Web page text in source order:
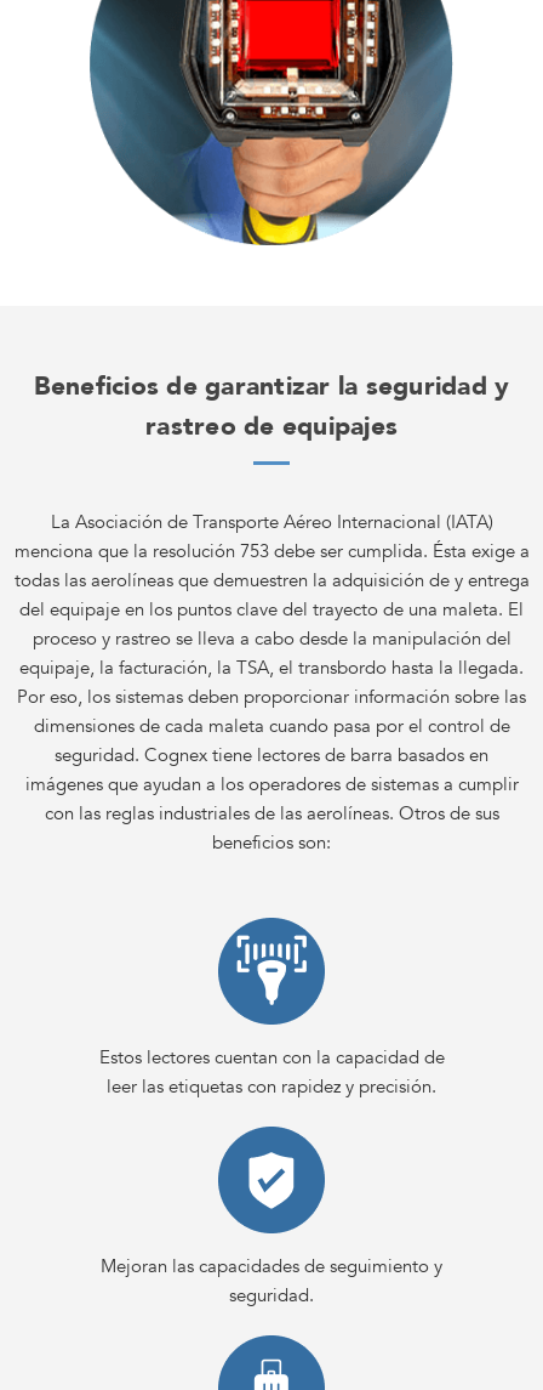
Beneficios de garantizar la seguridad y
rastreo de equipajes
La Asociación de Transporte Aéreo Internacional (IATA)
menciona que la resolución 753 debe ser cumplida. Ésta exige a
todas las aerolíneas que demuestren la adquisición de y entrega
del equipaje en los puntos clave del trayecto de una maleta. El
proceso y rastreo se lleva a cabo desde la manipulación del
equipaje, la facturación, la TSA, el transbordo hasta la llegada.
Por eso, los sistemas deben proporcionar información sobre las
dimensiones de cada maleta cuando pasa por el control de
seguridad. Cognex tiene lectores de barra basados en
imágenes que ayudan a los operadores de sistemas a cumplir
con las reglas industriales de las aerolíneas. Otros de sus
beneficios son:
Estos lectores cuentan con la capacidad de
leer las etiquetas con rapidez y precisión.
Mejoran las capacidades de seguimiento y
seguridad.